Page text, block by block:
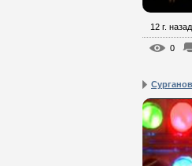
12 г. назад
0